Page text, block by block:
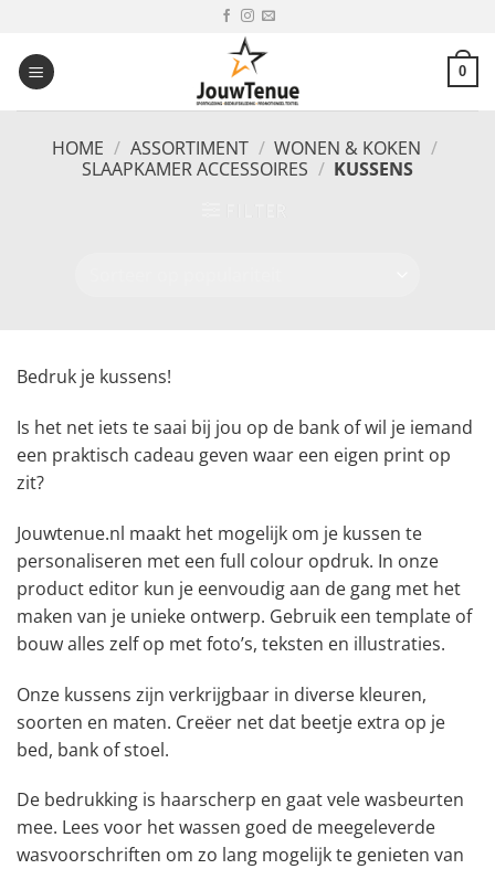
inhoud
0
HOME / ASSORTIMENT / WONEN & KOKEN /
SLAAPKAMER ACCESSOIRES / KUSSENS
Bedruk je kussens!
Is het net iets te saai bij jou op de bank of wil je iemand
een praktisch cadeau geven waar een eigen print op
zit?
Jouwtenue.nl maakt het mogelijk om je kussen te
personaliseren met een full colour opdruk. In onze
product editor kun je eenvoudig aan de gang met het
maken van je unieke ontwerp. Gebruik een template of
bouw alles zelf op met foto’s, teksten en illustraties.
Onze kussens zijn verkrijgbaar in diverse kleuren,
soorten en maten. Creëer net dat beetje extra op je
bed, bank of stoel.
De bedrukking is haarscherp en gaat vele wasbeurten
mee. Lees voor het wassen goed de meegeleverde
wasvoorschriften om zo lang mogelijk te genieten van